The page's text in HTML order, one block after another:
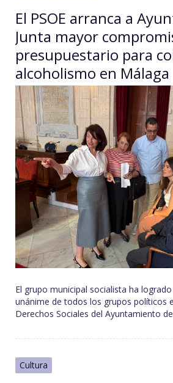
El PSOE arranca a
Junta mayor
presupuestario para
alcoholismo en Málaga
El grupo municipal socialista ha
unánime de todos los grupos políticos
Derechos Sociales del Ayuntamiento
Cultura